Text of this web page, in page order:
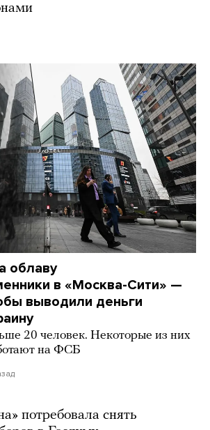
облаву
в «Москва-Сити» —
выводили деньги
20 человек. Некоторые из них
на ФСБ
потребовала снять